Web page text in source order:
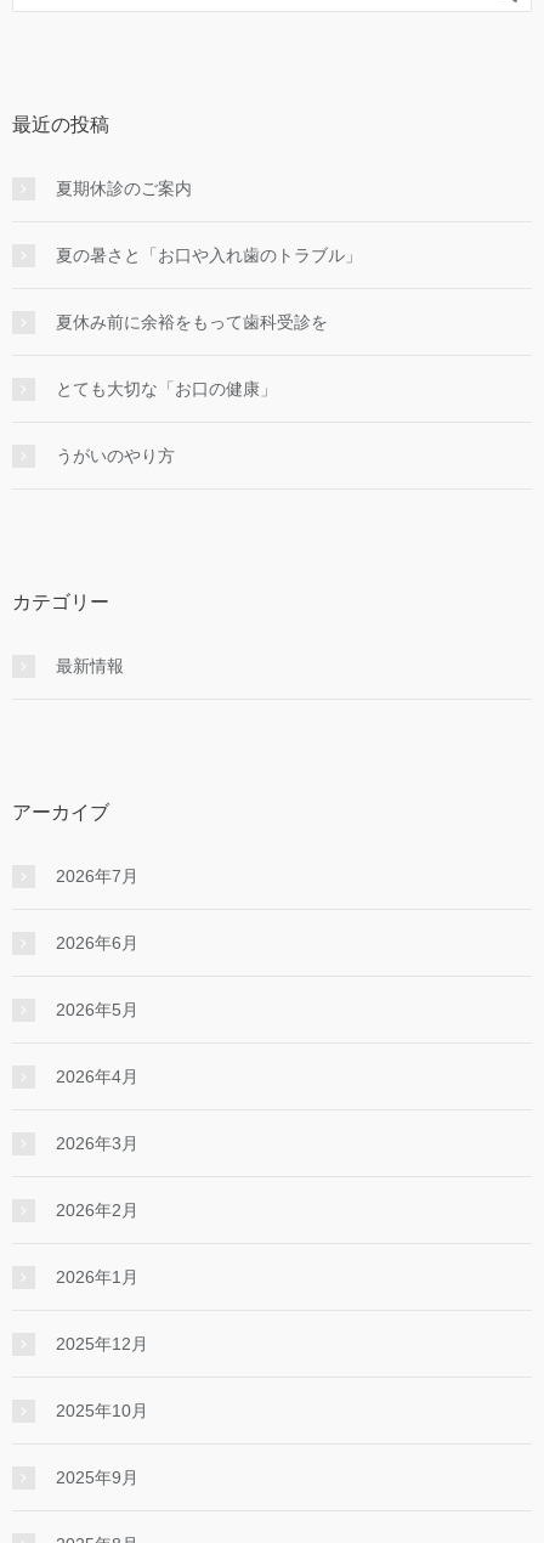
最近の投稿
夏期休診のご案内
夏の暑さと「お口や入れ歯のトラブル」
夏休み前に余裕をもって歯科受診を
とても大切な「お口の健康」
うがいのやり⽅
カテゴリー
最新情報
アーカイブ
2026年7月
2026年6月
2026年5月
2026年4月
2026年3月
2026年2月
2026年1月
2025年12月
2025年10月
2025年9月